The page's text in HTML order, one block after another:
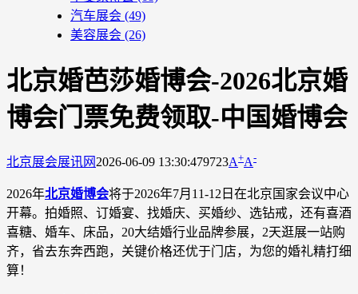
汽车展会 (49)
美容展会 (26)
北京婚芭莎婚博会-2026北京婚
博会门票免费领取-中国婚博会
北京展会展讯网 2026-06-09 13:30:479723A+A-
2026年北京婚博会将于2026年7月11-12日在北京国家会议中心
开幕。拍婚照、订婚宴、找婚庆、买婚纱、选钻戒，还有喜酒
喜糖、婚车、床品，20大结婚行业品牌参展，2天逛展一站购
齐，省去东奔西跑，关键价格还优于门店，为您的婚礼精打细
算！